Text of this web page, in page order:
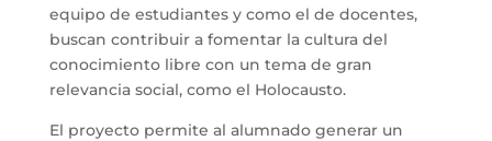
equipo de estudiantes y como el de docentes,
buscan contribuir a fomentar la cultura del
conocimiento libre con un tema de gran
relevancia social, como el Holocausto.
El proyecto permite al alumnado generar un